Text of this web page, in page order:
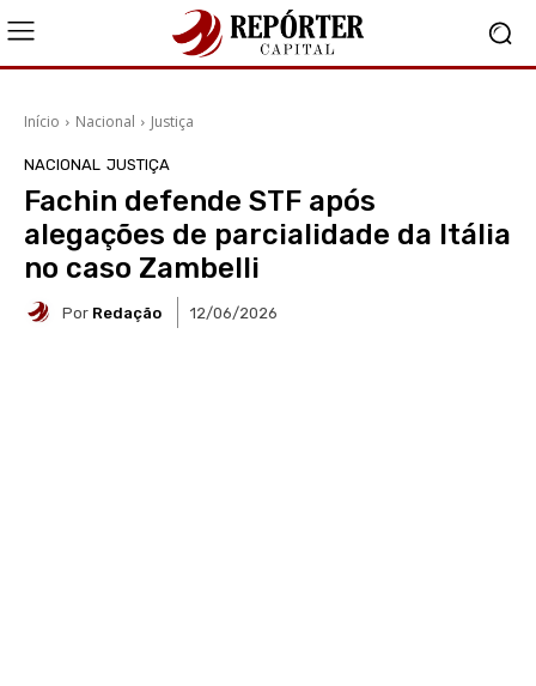
Início Nacional Justiça
NACIONAL JUSTIÇA
Fachin defende STF após
alegações de parcialidade da Itália
no caso Zambelli
Por Redação 12/06/2026